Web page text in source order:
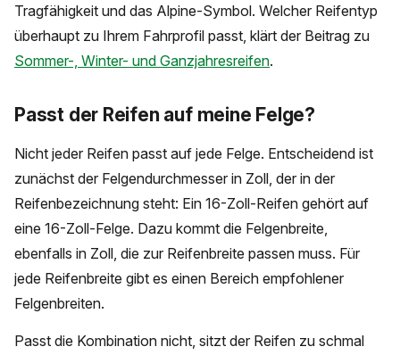
Tragfähigkeit und das Alpine-Symbol. Welcher Reifentyp
überhaupt zu Ihrem Fahrprofil passt, klärt der Beitrag zu
Sommer-, Winter- und Ganzjahresreifen.
Passt der Reifen auf meine Felge?
Nicht jeder Reifen passt auf jede Felge. Entscheidend ist
zunächst der Felgendurchmesser in Zoll, der in der
Reifenbezeichnung steht: Ein 16-Zoll-Reifen gehört auf
eine 16-Zoll-Felge. Dazu kommt die Felgenbreite,
ebenfalls in Zoll, die zur Reifenbreite passen muss. Für
jede Reifenbreite gibt es einen Bereich empfohlener
Felgenbreiten.
Passt die Kombination nicht, sitzt der Reifen zu schmal